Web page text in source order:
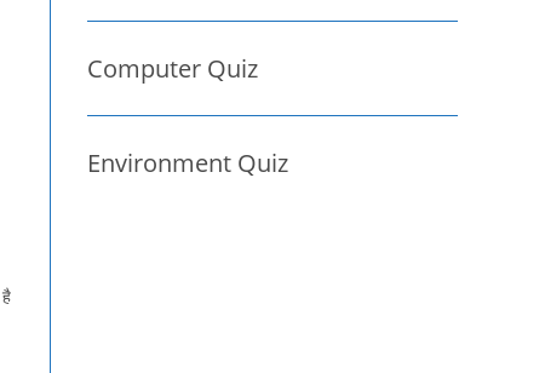
Computer Quiz
Environment Quiz